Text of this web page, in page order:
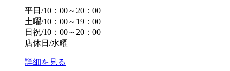
平日/10：00～20：00
土曜/10：00～19：00
日祝/10：00～20：00
店休日/水曜
詳細を見る